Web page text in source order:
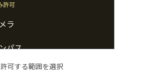
可する範囲を選択